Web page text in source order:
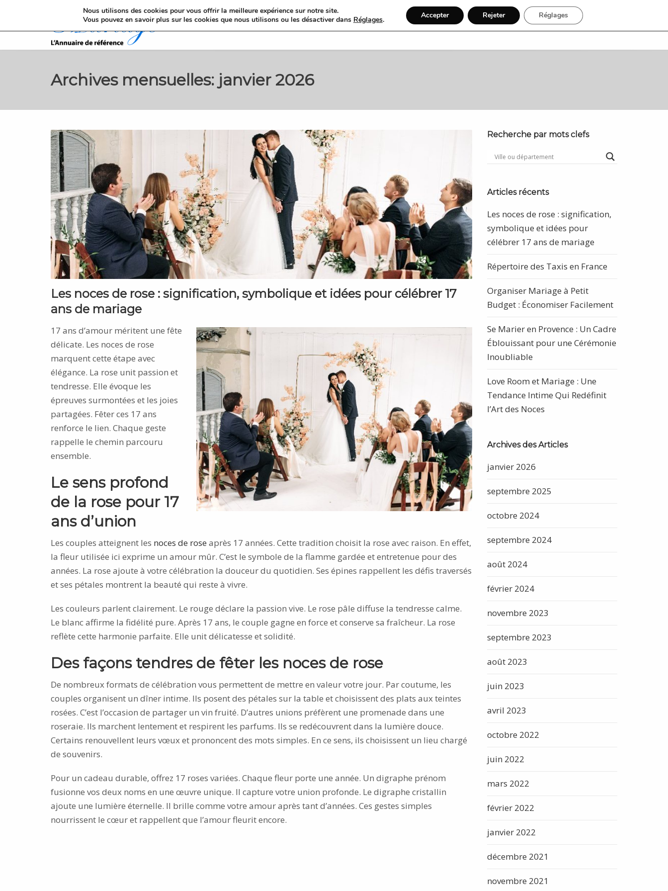
Accueil Organiser Recherche Inscription
Archives mensuelles: janvier 2026
Les noces de rose : signification, symbolique et idées pour célébrer 17
ans de mariage
17 ans d’amour méritent une fête
délicate. Les noces de rose
marquent cette étape avec
élégance. La rose unit passion et
tendresse. Elle évoque les
épreuves surmontées et les joies
partagées. Fêter ces 17 ans
renforce le lien. Chaque geste
rappelle le chemin parcouru
ensemble.
Le sens profond
de la rose pour 17
ans d’union
Les couples atteignent les noces de rose après 17 années. Cette tradition choisit la rose avec raison. En effet,
la fleur utilisée ici exprime un amour mûr. C’est le symbole de la flamme gardée et entretenue pour des
années. La rose ajoute à votre célébration la douceur du quotidien. Ses épines rappellent les défis traversés
et ses pétales montrent la beauté qui reste à vivre.
Les couleurs parlent clairement. Le rouge déclare la passion vive. Le rose pâle diffuse la tendresse calme.
Le blanc affirme la fidélité pure. Après 17 ans, le couple gagne en force et conserve sa fraîcheur. La rose
reflète cette harmonie parfaite. Elle unit délicatesse et solidité.
Des façons tendres de fêter les noces de rose
De nombreux formats de célébration vous permettent de mettre en valeur votre jour. Par coutume, les
couples organisent un dîner intime. Ils posent des pétales sur la table et choisissent des plats aux teintes
rosées. C’est l’occasion de partager un vin fruité. D’autres unions préfèrent une promenade dans une
roseraie. Ils marchent lentement et respirent les parfums. Ils se redécouvrent dans la lumière douce.
Certains renouvellent leurs vœux et prononcent des mots simples. En ce sens, ils choisissent un lieu chargé
de souvenirs.
Pour un cadeau durable, offrez 17 roses variées. Chaque fleur porte une année. Un digraphe prénom
fusionne vos deux noms en une œuvre unique. Il capture votre union profonde. Le digraphe cristallin
ajoute une lumière éternelle. Il brille comme votre amour après tant d’années. Ces gestes simples
nourrissent le cœur et rappellent que l’amour fleurit encore.
Recherche par mots clefs
Articles récents
Les noces de rose : signification,
symbolique et idées pour
célébrer 17 ans de mariage
Répertoire des Taxis en France
Organiser Mariage à Petit
Budget : Économiser Facilement
Se Marier en Provence : Un Cadre
Éblouissant pour une Cérémonie
Inoubliable
Love Room et Mariage : Une
Tendance Intime Qui Redéfinit
l’Art des Noces
Archives des Articles
janvier 2026
septembre 2025
octobre 2024
septembre 2024
août 2024
février 2024
novembre 2023
septembre 2023
août 2023
juin 2023
avril 2023
octobre 2022
juin 2022
mars 2022
février 2022
janvier 2022
décembre 2021
novembre 2021
Nous utilisons des cookies pour vous offrir la meilleure expérience sur notre site.
Vous pouvez en savoir plus sur les cookies que nous utilisons ou les désactiver dans Réglages. Accepter Rejeter Réglages